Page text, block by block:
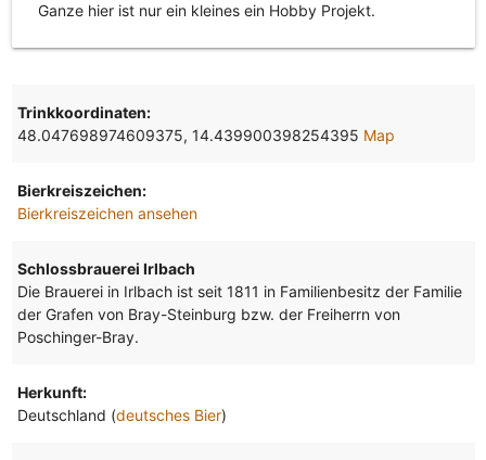
Ganze hier ist nur ein kleines ein Hobby Projekt.
Trinkkoordinaten:
48.047698974609375, 14.439900398254395 Map
Bierkreiszeichen:
Bierkreiszeichen ansehen
Schlossbrauerei Irlbach
Die Brauerei in Irlbach ist seit 1811 in Familienbesitz der Familie
der Grafen von Bray-Steinburg bzw. der Freiherrn von
Poschinger-Bray.
Herkunft:
Deutschland (deutsches Bier)